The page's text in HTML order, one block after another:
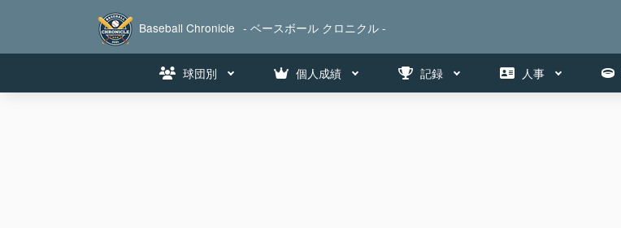
Baseball Chronicle - ベースボール クロニクル -
球団別 個人成績 記録 人事